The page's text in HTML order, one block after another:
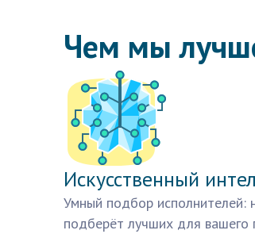
Чем мы
Искусственный
Умный подбор исполнителей:
подберёт лучших для вашего